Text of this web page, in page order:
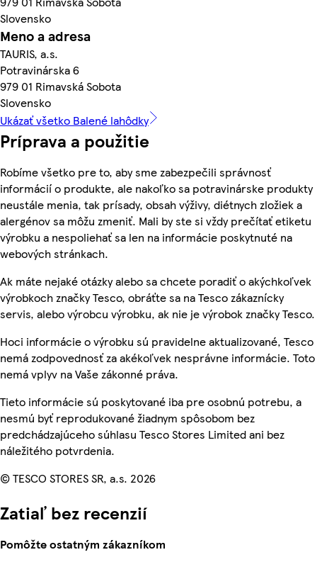
Slovensko
Meno a adresa
TAURIS, a.s.
Potravinárska 6
979 01 Rimavská Sobota
Slovensko
Ukázať všetko Balené lahôdky
Príprava a použitie
Robíme všetko pre to, aby sme zabezpečili správnosť
informácií o produkte, ale nakoľko sa potravinárske produkty
neustále menia, tak prísady, obsah výživy, diétnych zložiek a
alergénov sa môžu zmeniť. Mali by ste si vždy prečítať etiketu
výrobku a nespoliehať sa len na informácie poskytnuté na
webových stránkach.
Ak máte nejaké otázky alebo sa chcete poradiť o akýchkoľvek
výrobkoch značky Tesco, obráťte sa na Tesco zákaznícky
servis, alebo výrobcu výrobku, ak nie je výrobok značky Tesco.
Hoci informácie o výrobku sú pravidelne aktualizované, Tesco
nemá zodpovednosť za akékoľvek nesprávne informácie. Toto
nemá vplyv na Vaše zákonné práva.
Tieto informácie sú poskytované iba pre osobnú potrebu, a
nesmú byť reprodukované žiadnym spôsobom bez
predchádzajúceho súhlasu Tesco Stores Limited ani bez
náležitého potvrdenia.
© TESCO STORES SR, a.s. 2026
Zatiaľ bez recenzií
Pomôžte ostatným zákazníkom